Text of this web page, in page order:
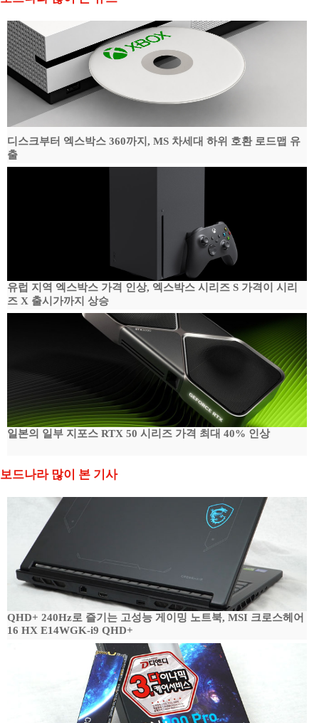
디스크부터 엑스박스 360까지, MS 차세대 하위 호환 로드맵 유
출
유럽 지역 엑스박스 가격 인상, 엑스박스 시리즈 S 가격이 시리
즈 X 출시가까지 상승
일본의 일부 지포스 RTX 50 시리즈 가격 최대 40% 인상
보드나라 많이 본 기사
QHD+ 240Hz로 즐기는 고성능 게이밍 노트북, MSI 크로스헤어
16 HX E14WGK-i9 QHD+